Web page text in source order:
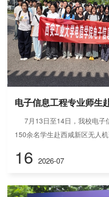
7月13日至14日，我校电子
150余名学生赴西咸新区无人
心，是陕西省首家省级正规民
营，由沣东生产力促进中心和
16 2026-07